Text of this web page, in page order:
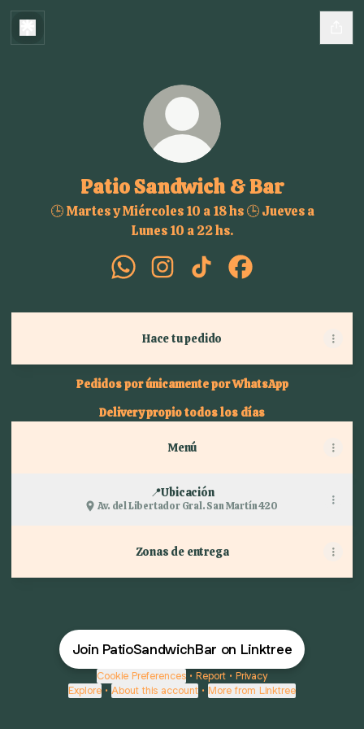
Patio Sandwich & Bar
🕒 Martes y Miércoles 10 a 18 hs 🕒 Jueves a
Lunes 10 a 22 hs.
Hace tu pedido
Pedidos por únicamente por WhatsApp
Delivery propio todos los días
Menú
📍Ubicación
Av. del Libertador Gral. San Martín 420
Zonas de entrega
Join PatioSandwichBar on Linktree
Cookie Preferences • Report • Privacy
Explore • About this account • More from Linktree